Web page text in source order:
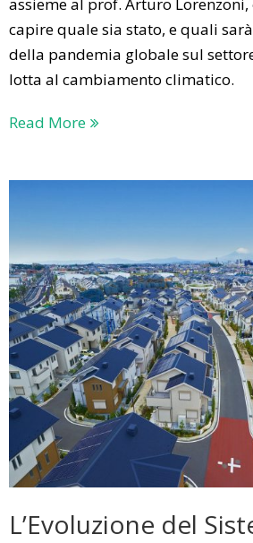
assieme al prof. Arturo Lorenzoni,
capire quale sia stato, e quali
della pandemia globale sul
lotta al cambiamento climatico.
Read More
L’Evoluzione del